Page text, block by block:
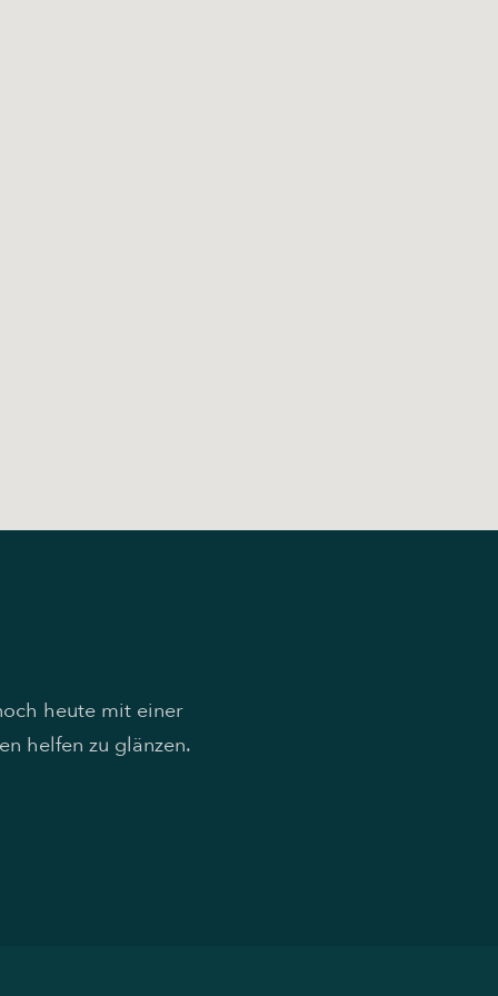
heute mit einer
helfen zu glänzen.